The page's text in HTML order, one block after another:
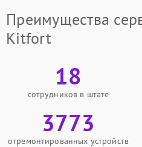
Преимущества
Kitfort
18
сотрудников в штате
3773
отремонтированных устройств